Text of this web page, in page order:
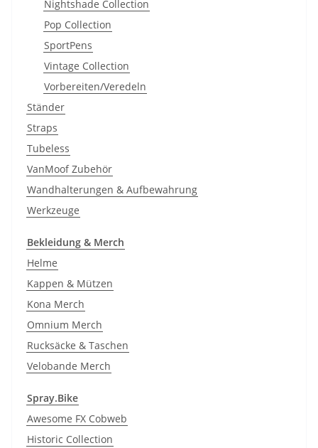
Nightshade Collection
Pop Collection
SportPens
Vintage Collection
Vorbereiten/Veredeln
Ständer
Straps
Tubeless
VanMoof Zubehör
Wandhalterungen & Aufbewahrung
Werkzeuge
Bekleidung & Merch
Helme
Kappen & Mützen
Kona Merch
Omnium Merch
Rucksäcke & Taschen
Velobande Merch
Spray.Bike
Awesome FX Cobweb
Historic Collection